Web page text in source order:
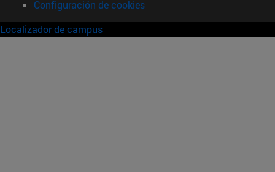
Configuración de cookies
Localizador de campus